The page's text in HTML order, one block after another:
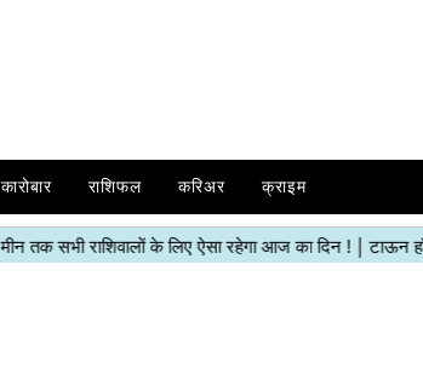
कारोबार राशिफल करिअर क्राइम